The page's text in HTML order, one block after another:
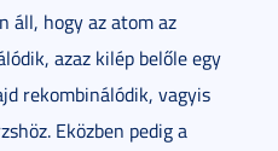
áll, hogy az atom az
azaz kilép belőle egy
rekombinálódik, vagyis
Eközben pedig a